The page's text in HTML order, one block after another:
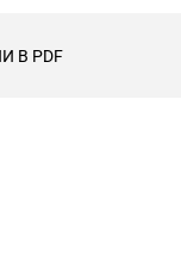
В PDF